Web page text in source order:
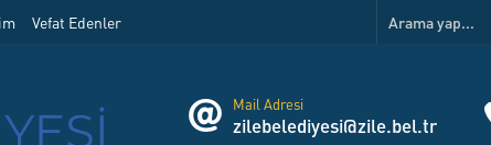
Vefat Edenler
Mail Adresi
zilebelediyesi@zile.bel.tr